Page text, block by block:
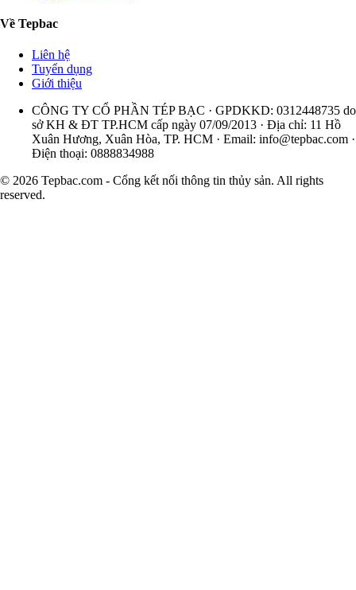
Về Tepbac
Liên hệ
Tuyển dụng
Giới thiệu
CÔNG TY CỔ PHẦN TÉP BẠC · GPDKKD: 0312448735 do
sở KH & ĐT TP.HCM cấp ngày 07/09/2013 · Địa chỉ: 11 Hồ
Xuân Hương, Xuân Hòa, TP. HCM · Email: info@tepbac.com ·
Điện thoại: 0888834988
© 2026 Tepbac.com - Cổng kết nối thông tin thủy sản. All rights
reserved.